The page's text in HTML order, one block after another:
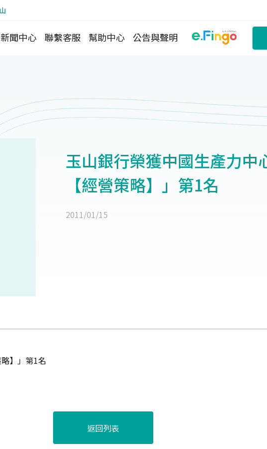
新聞中心 聯繫客服 幫助中心 公告與聲明
玉山銀行榮獲中國生產力中
【經營策略】」第1名
2011/01/15
】」第1名
返回列表